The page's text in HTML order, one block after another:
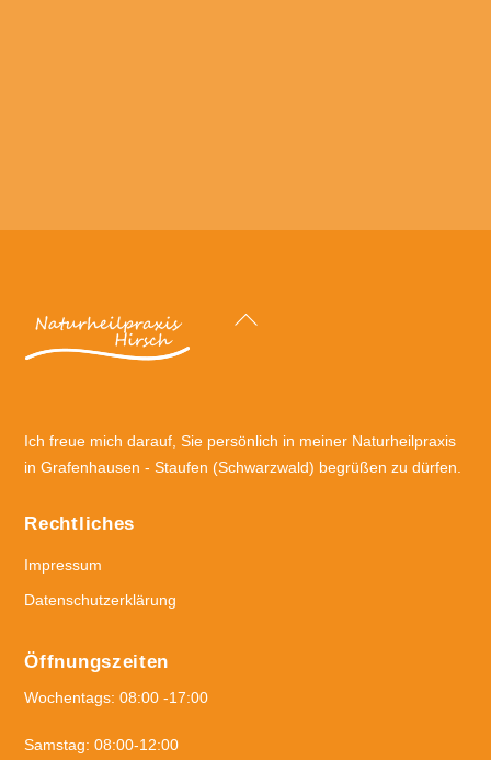
Back
Ich freue mich darauf, Sie persönlich in meiner Naturheilpraxis
in Grafenhausen - Staufen (Schwarzwald) begrüßen zu dürfen.
Rechtliches
Impressum
Datenschutzerklärung
Öffnungszeiten
Wochentags: 08:00 -17:00
Samstag: 08:00-12:00